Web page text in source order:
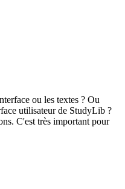
ou les textes ? Ou
utilisateur de StudyLib ?
C'est très important pour